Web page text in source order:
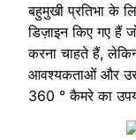
बहुमुखी प्रतिभा के
डिज़ाइन किए गए हैं
करना चाहते हैं,
आवश्यकताओं और उस
360 ° कैमरे का